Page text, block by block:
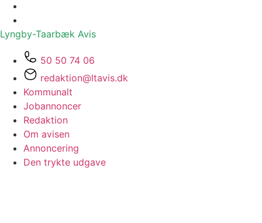
Lyngby-Taarbæk Avis
50 50 74 06
redaktion@ltavis.dk
Kommunalt
Jobannoncer
Redaktion
Om avisen
Annoncering
Den trykte udgave